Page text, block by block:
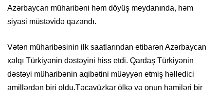
Azərbaycan müharibəni həm döyüş meydanında, həm
siyasi müstəvidə qazandı.
Vətən müharibəsinin ilk saatlarından etibarən Azərbaycan
xalqı Türkiyənin dəstəyini hiss etdi. Qardaş Türkiyənin
dəstəyi müharibənin aqibətini müəyyən etmiş həlledici
amillərdən biri oldu.Təcavüzkar ölkə və onun hamiləri bir